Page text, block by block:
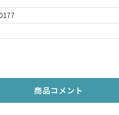
商品コメント